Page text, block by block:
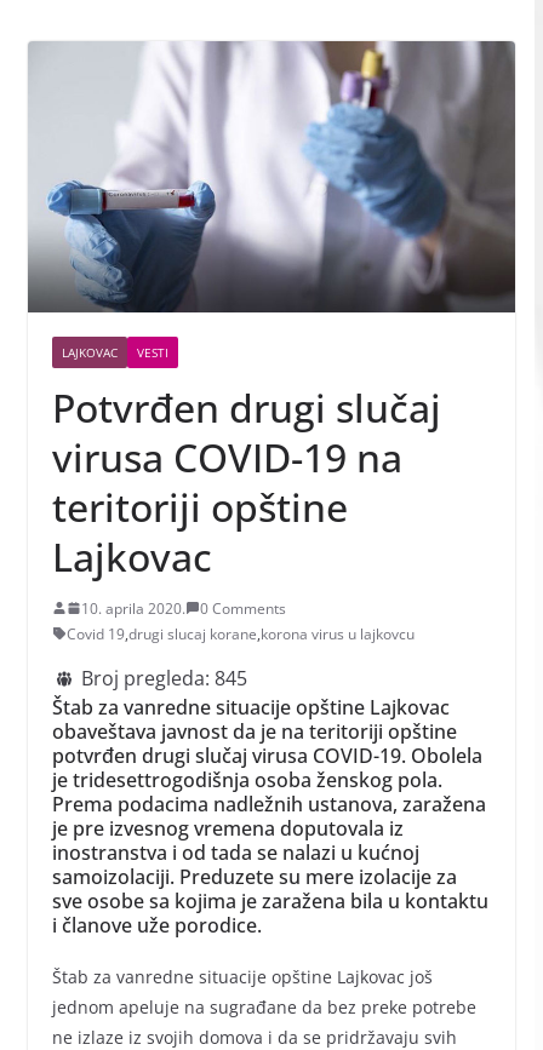
LAJKOVAC VESTI
Potvrđen drugi slučaj
virusa COVID-19 na
teritoriji opštine
Lajkovac
10. aprila 2020.
0 Comments
Covid 19,drugi slucaj korane,korona virus u lajkovcu
Broj pregleda: 845
Štab za vanredne situacije opštine Lajkovac
obaveštava javnost da je na teritoriji opštine
potvrđen drugi slučaj virusa COVID-19. Obolela
je tridesettrogodišnja osoba ženskog pola.
Prema podacima nadležnih ustanova, zaražena
je pre izvesnog vremena doputovala iz
inostranstva i od tada se nalazi u kućnoj
samoizolaciji. Preduzete su mere izolacije za
sve osobe sa kojima je zaražena bila u kontaktu
i članove uže porodice.
Štab za vanredne situacije opštine Lajkovac još
jednom apeluje na sugrađane da bez preke potrebe
ne izlaze iz svojih domova i da se pridržavaju svih